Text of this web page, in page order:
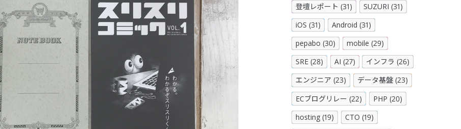
登壇レポート (31)
SUZURI (31)
iOS (31)
Android (31)
pepabo (30)
mobile (29)
SRE (28)
AI (27)
インフラ (26)
エンジニア (23)
データ基盤 (23)
ECブログリレー (22)
PHP (20)
hosting (19)
CTO (19)